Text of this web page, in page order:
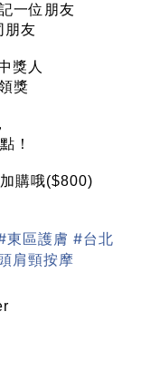
一位朋友
朋友
獎人
獎
！
購哦($800)
東區護膚 #台北
肩頸按摩